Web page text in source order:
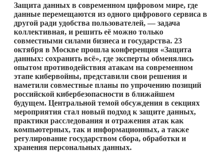
Защита данных в современном цифровом мире, где
данные перемещаются из одного цифрового сервиса в
другой ради удобства пользователей, — задача
коллективная, и решить её можно только
совместными силами бизнеса и государства. 23
октября в Москве прошла конференция «Защита
данных: сохранить всё», где эксперты обменялись
опытом противодействия атакам на современном
этапе кибервойны, представили свои решения и
наметили совместные планы по упрочению позиций
российской кибербезопасности в ближайшем
будущем. Центральной темой обсуждения в секциях
мероприятия стал новый подход к защите данных,
практики расследования и отражения атак как
компьютерных, так и информационных, а также
регулирование государством сбора, обработки и
хранения персональных данных.